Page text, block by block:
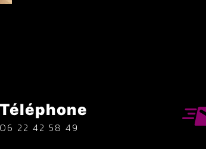
Téléphone
06 22 42 58 49